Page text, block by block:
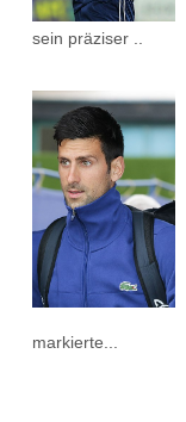
sein präziser ..
markierte...